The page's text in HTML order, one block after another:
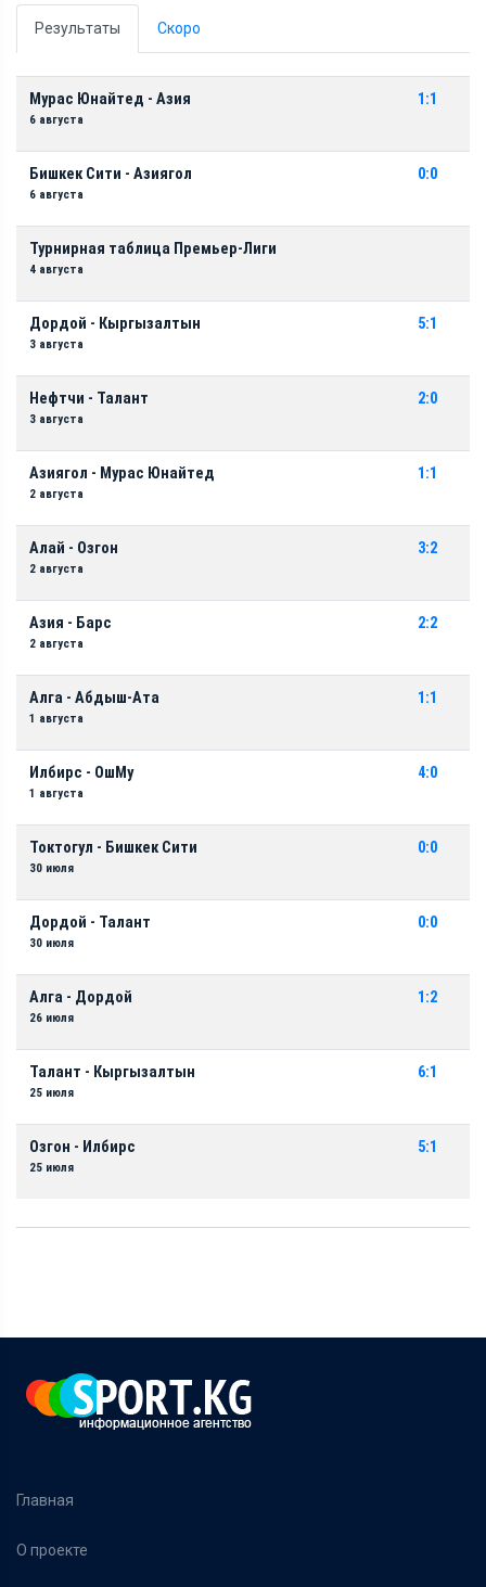
Результаты Скоро
Мурас Юнайтед - Азия
6 августа
1:1
Бишкек Сити - Азиягол
6 августа
0:0
Турнирная таблица Премьер-Лиги
4 августа
Дордой - Кыргызалтын
3 августа
5:1
Нефтчи - Талант
3 августа
2:0
Азиягол - Мурас Юнайтед
2 августа
1:1
Алай - Озгон
2 августа
3:2
Азия - Барс
2 августа
2:2
Алга - Абдыш-Ата
1 августа
1:1
Илбирс - ОшМу
1 августа
4:0
Токтогул - Бишкек Сити
30 июля
0:0
Дордой - Талант
30 июля
0:0
Алга - Дордой
26 июля
1:2
Талант - Кыргызалтын
25 июля
6:1
Озгон - Илбирс
25 июля
5:1
Главная
О проекте